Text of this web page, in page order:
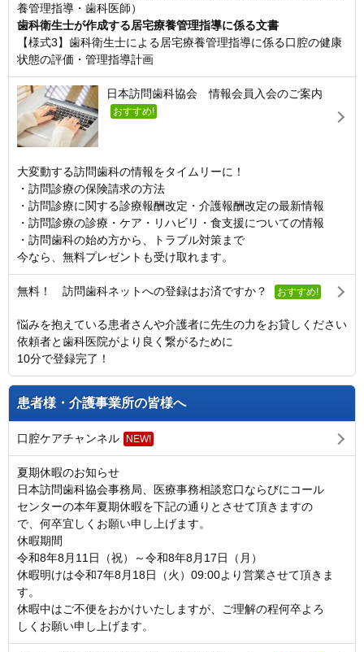
養管理指導・歯科医師）
歯科衛生士が作成する居宅療養管理指導に係る文書
【様式3】歯科衛生士による居宅療養管理指導に係る口腔の健康
状態の評価・管理指導計画
日本訪問歯科協会 情報会員入会のご案内
おすすめ!
大変動する訪問歯科の情報をタイムリーに！
・訪問診療の保険請求の方法
・訪問診療に関する診療報酬改定・介護報酬改定の最新情報
・訪問診療の診療・ケア・リハビリ・食支援についての情報
・訪問歯科の始め方から、トラブル対策まで
今なら、無料プレゼントも受け取れます。
無料！ 訪問歯科ネットへの登録はお済ですか？ おすすめ!
悩みを抱えている患者さんや介護者に先生の力をお貸しください
依頼者と歯科医院がより良く繋がるために
10分で登録完了！
患者様・介護事業所の皆様へ
口腔ケアチャンネル NEW!
夏期休暇のお知らせ
日本訪問歯科協会事務局、医療事務相談窓口ならびにコール
センターの本年夏期休暇を下記の通りとさせて頂きますの
で、何卒宜しくお願い申し上げます。
休暇期間
令和8年8月11日（祝）～令和8年8月17日（月）
休暇明けは令和7年8月18日（火）09:00より営業させて頂きま
す。
休暇中はご不便をおかけいたしますが、ご理解の程何卒よろ
しくお願い申し上げます。